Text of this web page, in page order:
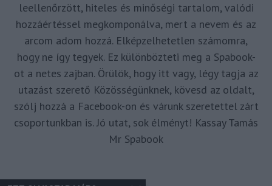
leellenőrzött, hiteles és minőségi tartalom, valódi
hozzáértéssel megkomponálva, mert a nevem és az
arcom adom hozzá. Elképzelhetetlen számomra,
hogy ne így tegyek. Ez különbözteti meg a Spabook-
ot a netes zajban. Örülök, hogy itt vagy, légy tagja az
utazást szerető Közösségünknek, kövesd az oldalt,
szólj hozzá a Facebook-on és várunk szeretettel zárt
csoportunkban is. Jó utat, sok élményt! Kassay Tamás
Mr Spabook